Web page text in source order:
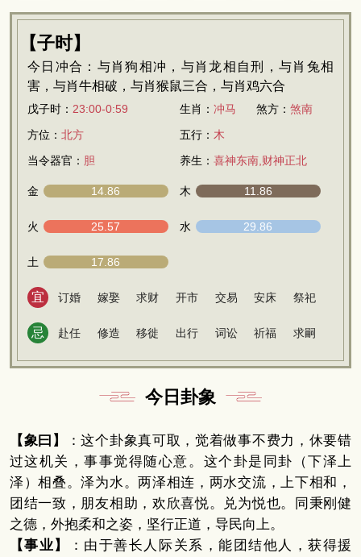
【子时】
今日冲合：与肖狗相冲，与肖龙相自刑，与肖兔相
害，与肖牛相破，与肖猴鼠三合，与肖鸡六合
戊子时： 23:00-0:59 生肖： 冲马 煞方： 煞南
方位： 北方 五行： 木
当令器官： 胆 养生： 喜神东南,财神正北
金 14.86 木 11.86
火 25.57 水 29.86
土 17.86
宜 订婚 嫁娶 求财 开市 交易 安床 祭祀
忌 赴任 修造 移徙 出行 词讼 祈福 求嗣
今日卦象
【象曰】
：这个卦象真可取，觉着做事不费力，休要错
过这机关，事事觉得随心意。这个卦是同卦（下泽上
泽）相叠。泽为水。两泽相连，两水交流，上下相和，
团结一致，朋友相助，欢欣喜悦。兑为悦也。同秉刚健
之德，外抱柔和之姿，坚行正道，导民向上。
【事业】
：由于善长人际关系，能团结他人，获得援